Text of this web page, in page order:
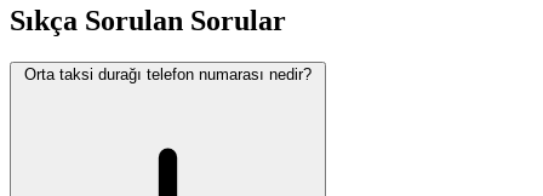
Sıkça Sorulan Sorular
Orta taksi durağı telefon numarası nedir?